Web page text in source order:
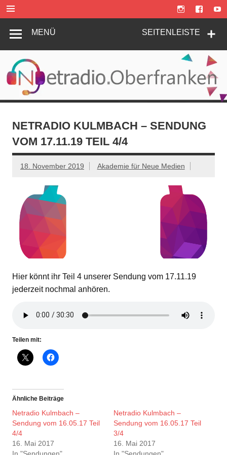
Inhalt
springen
SEITENLEISTE
MENÜ
NETRADIO KULMBACH – SENDUNG
VOM 17.11.19 TEIL 4/4
18. November 2019 Akademie für Neue Medien
Hier könnt ihr Teil 4 unserer Sendung vom 17.11.19
jederzeit nochmal anhören.
Teilen mit:
Ähnliche Beiträge
Netradio Kulmbach –
Sendung vom 16.05.17 Teil
4/4
16. Mai 2017
In "Sendungen"
Netradio Kulmbach –
Sendung vom 16.05.17 Teil
3/4
16. Mai 2017
In "Sendungen"